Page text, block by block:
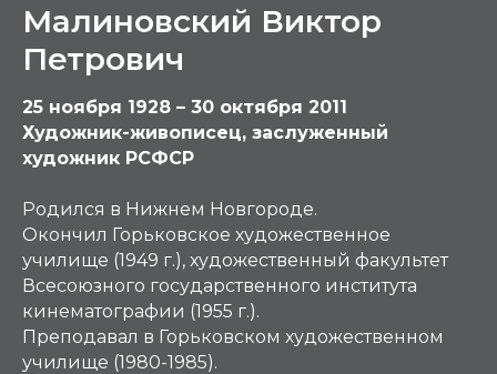
Малиновский Виктор
Петрович
25 ноября 1928 – 30 октября 2011
Художник-живописец, заслуженный
художник РСФСР
Родился в Нижнем Новгороде.
Окончил Горьковское художественное
училище (1949 г.), художественный факультет
Всесоюзного государственного института
кинематографии (1955 г.).
Преподавал в Горьковском художественном
училище (1980-1985).